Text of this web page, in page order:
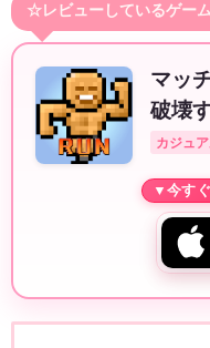
☆レビューしているゲー
マッ
破壊
カジュ